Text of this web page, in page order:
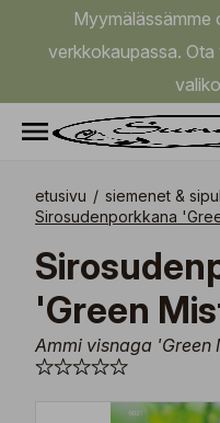
Myymälässämme
verkkokaupassa.
etusivu / siemenet &
Sirosudenporkkana
Sirosudenporkkana
'Green
Ammi visnaga 'Green